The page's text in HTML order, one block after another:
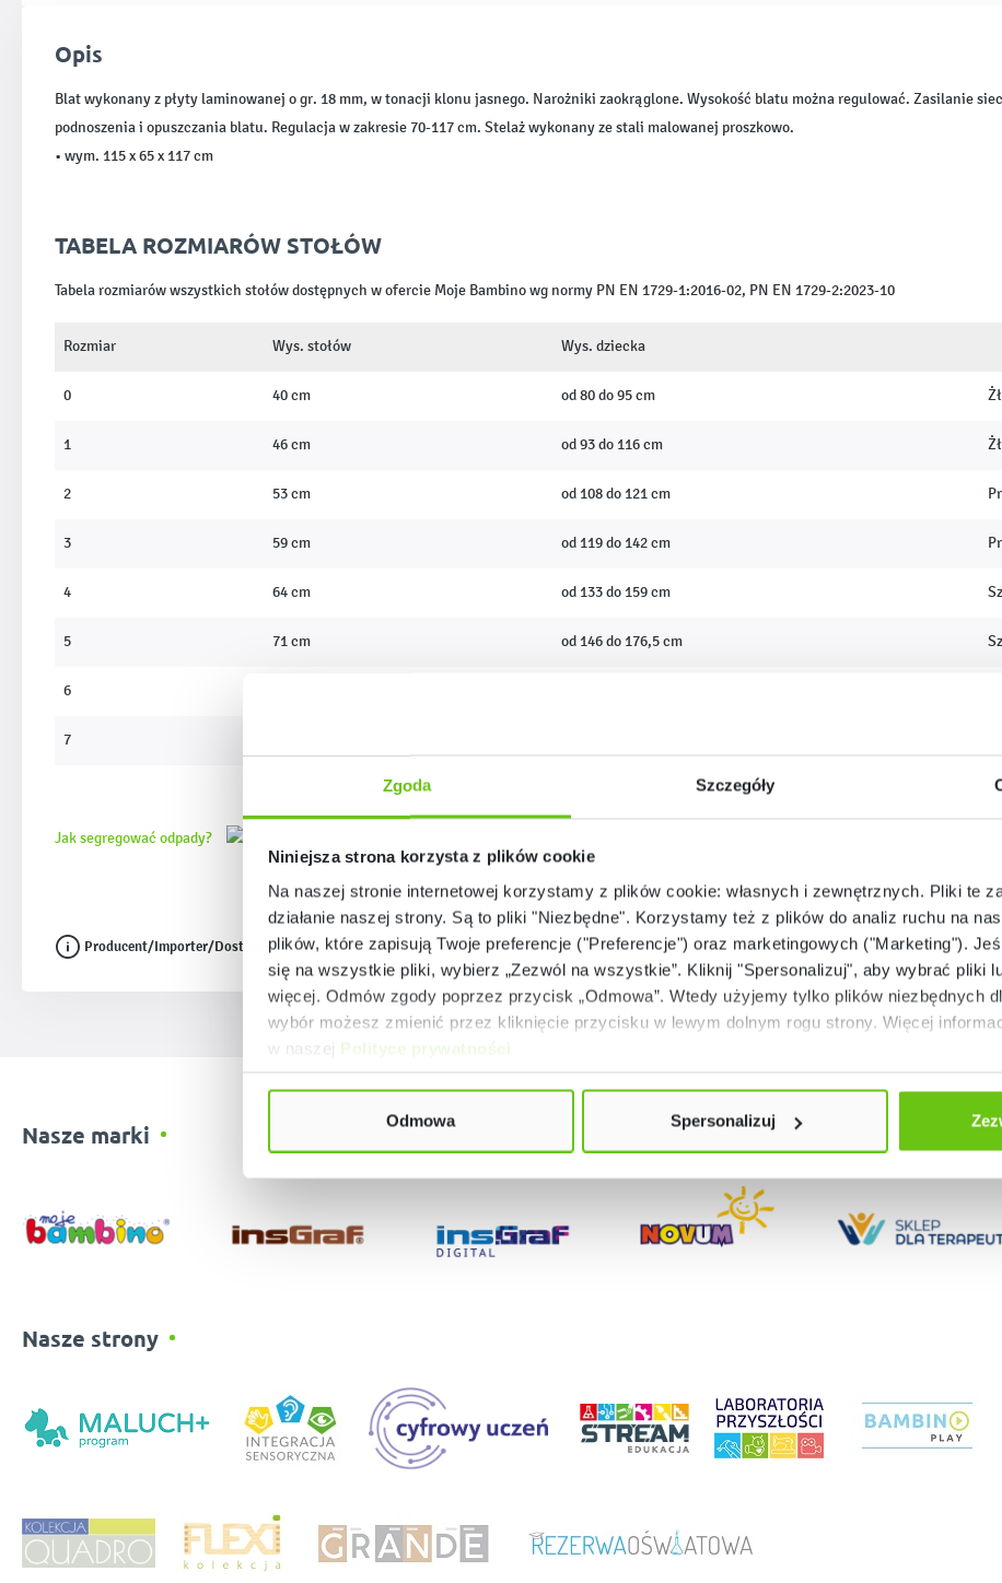
Zgoda Szczegóły
Niniejsza strona korzysta z plików cookie
Na naszej stronie internetowej korzystamy z plików cookie: własnych i zewnętrznych. Pliki te
działanie naszej strony. Są to pliki "Niezbędne". Korzystamy też z plików do analiz ruchu na
plików, które zapisują Twoje preferencje ("Preferencje") oraz marketingowych ("Marketing").
się na wszystkie pliki, wybierz „Zezwól na wszystkie”. Kliknij "Spersonalizuj", aby wybrać pliki
więcej. Odmów zgody poprzez przycisk „Odmowa”. Wtedy użyjemy tylko plików niezbędnych
wybór możesz zmienić przez kliknięcie przycisku w lewym dolnym rogu strony. Więcej
w naszej Polityce prywatności
Odmowa Spersonalizuj
Opis
Blat wykonany z płyty laminowanej o gr. 18 mm, w tonacji klonu jasnego. Narożniki zaokrąglone. Wysokość blatu można regulować. Zasilanie
podnoszenia i opuszczania blatu. Regulacja w zakresie 70-117 cm. Stelaż wykonany ze stali malowanej proszkowo.
• wym. 115 x 65 x 117 cm
TABELA ROZMIARÓW STOŁÓW
Tabela rozmiarów wszystkich stołów dostępnych w ofercie Moje Bambino wg normy PN EN 1729-1:2016-02, PN EN 1729-2:2023-10
Rozmiar Wys. stołów Wys. dziecka
0 40 cm od 80 do 95 cm
1 46 cm od 93 do 116 cm
2 53 cm od 108 do 121 cm
3 59 cm od 119 do 142 cm
4 64 cm od 133 do 159 cm
5 71 cm od 146 do 176,5 cm
6
7
Jak segregować odpady?
Producent/Importer/Dostawca
Nasze marki
Nasze strony